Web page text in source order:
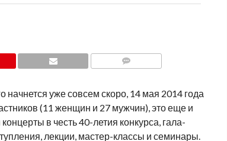
начнется уже совсем скоро, 14 мая 2014 года
(11 женщин и 27 мужчин), это еще и
в честь 40-летия конкурса, гала-
лекции, мастер-классы и семинары.